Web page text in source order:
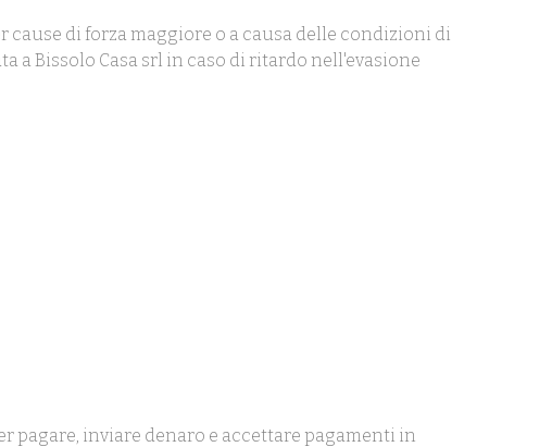
di forza maggiore o a causa delle condizioni di
a Bissolo Casa srl in caso di ritardo nell'evasione
pagare, inviare denaro e accettare pagamenti in